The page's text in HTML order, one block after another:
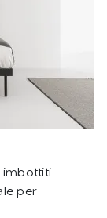
imbottiti
per